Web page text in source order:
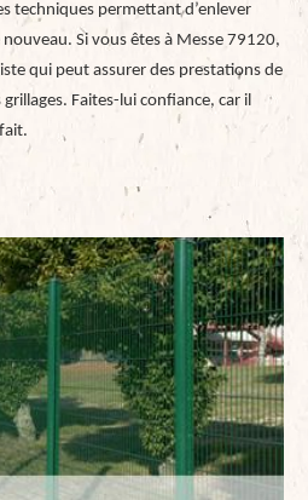
techniques permettant d’enlever
nouveau. Si vous êtes à Messe 79120,
qui peut assurer des prestations de
Faites-lui confiance, car il